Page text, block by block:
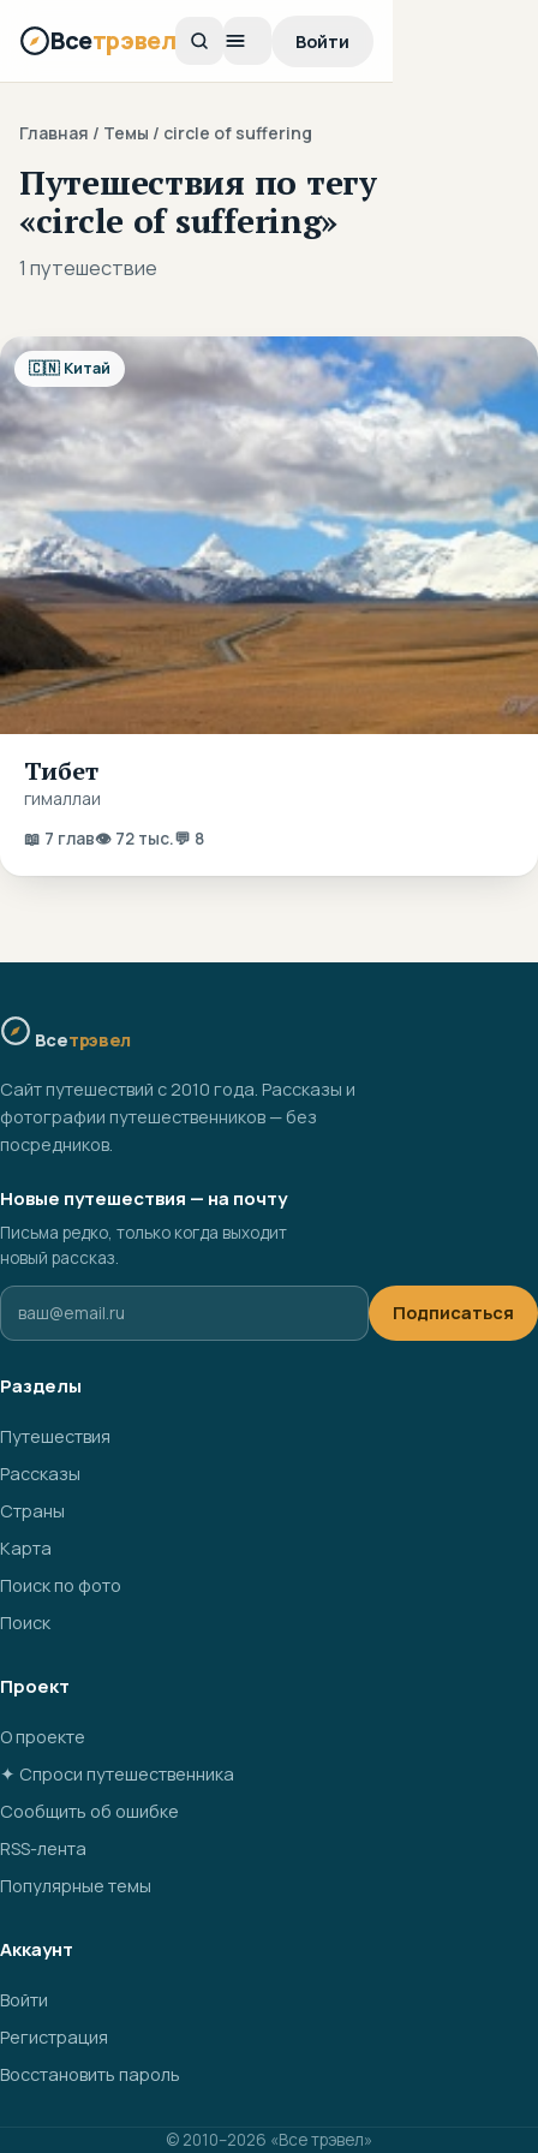
Всетрэвел Войти
Главная / Темы / circle of suffering
Путешествия по тегу
«circle of suffering»
1 путешествие
🇨🇳 Китай
Тибет
гималлаи
📖 7 глав👁 72 тыс.💬 8
Всетрэвел
Сайт путешествий с 2010 года. Рассказы и
фотографии путешественников — без
посредников.
Новые путешествия — на почту
Письма редко, только когда выходит
новый рассказ.
Подписаться
Разделы
Путешествия
Рассказы
Страны
Карта
Поиск по фото
Поиск
Проект
О проекте
✦ Спроси путешественника
Сообщить об ошибке
RSS-лента
Популярные темы
Аккаунт
Войти
Регистрация
Восстановить пароль
© 2010–2026 «Все трэвел»